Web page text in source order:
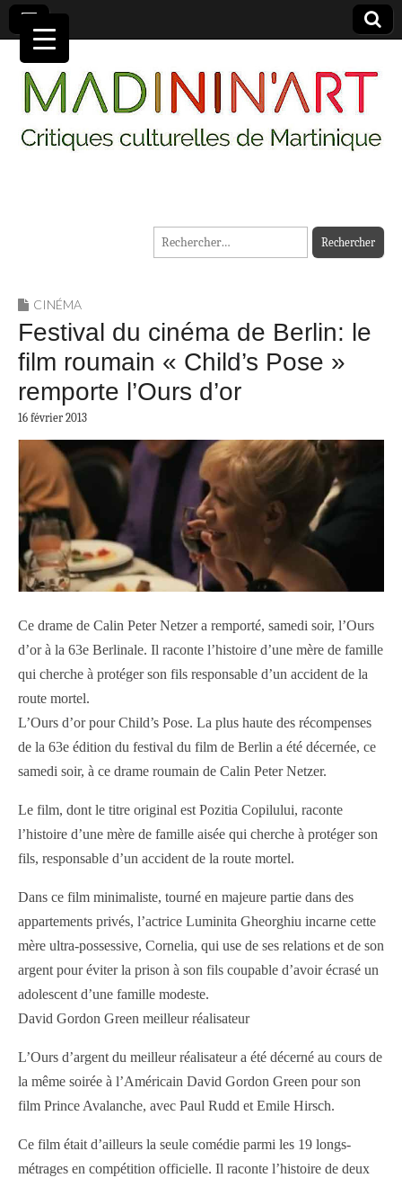
MADININ'ART
Rechercher :
CINÉMA
Festival du cinéma de Berlin: le
film roumain « Child’s Pose »
remporte l’Ours d’or
16 février 2013
Ce drame de Calin Peter Netzer a remporté, samedi soir, l’Ours
d’or à la 63e Berlinale. Il raconte l’histoire d’une mère de famille
qui cherche à protéger son fils responsable d’un accident de la
route mortel.
L’Ours d’or pour Child’s Pose. La plus haute des récompenses
de la 63e édition du festival du film de Berlin a été décernée, ce
samedi soir, à ce drame roumain de Calin Peter Netzer.
Le film, dont le titre original est Pozitia Copilului, raconte
l’histoire d’une mère de famille aisée qui cherche à protéger son
fils, responsable d’un accident de la route mortel.
Dans ce film minimaliste, tourné en majeure partie dans des
appartements privés, l’actrice Luminita Gheorghiu incarne cette
mère ultra-possessive, Cornelia, qui use de ses relations et de son
argent pour éviter la prison à son fils coupable d’avoir écrasé un
adolescent d’une famille modeste.
David Gordon Green meilleur réalisateur
L’Ours d’argent du meilleur réalisateur a été décerné au cours de
la même soirée à l’Américain David Gordon Green pour son
film Prince Avalanche, avec Paul Rudd et Emile Hirsch.
Ce film était d’ailleurs la seule comédie parmi les 19 longs-
métrages en compétition officielle. Il raconte l’histoire de deux